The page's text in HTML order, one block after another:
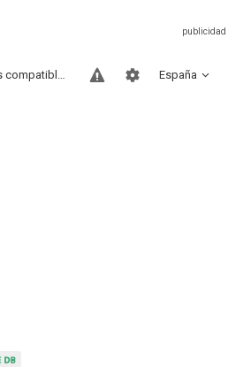
España
Sitios compatibles